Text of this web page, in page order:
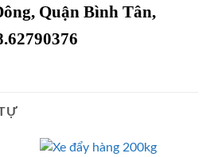
Quận Bình Tân,